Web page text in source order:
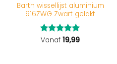
Barth wissellijst aluminium
916ZWG Zwart gelakt
Gewaardeerd
Vanaf 19,99